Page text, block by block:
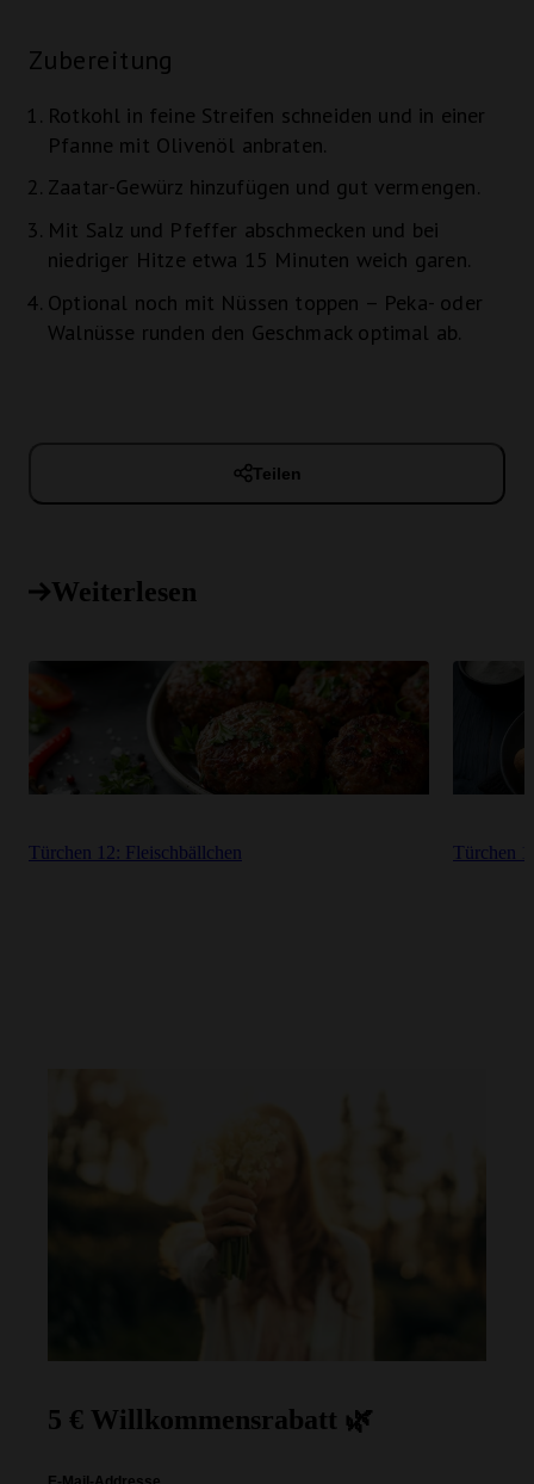
Zubereitung
Rotkohl in feine Streifen schneiden und in einer
Pfanne mit Olivenöl anbraten.
Zaatar-Gewürz hinzufügen und gut vermengen.
Mit Salz und Pfeffer abschmecken und bei
niedriger Hitze etwa 15 Minuten weich garen.
Optional noch mit Nüssen toppen – Peka- oder
Walnüsse runden den Geschmack optimal ab.
Teilen
Weiterlesen
Türchen 12: Fleischbällchen Türchen
5 € Willkommensrabatt 🌿